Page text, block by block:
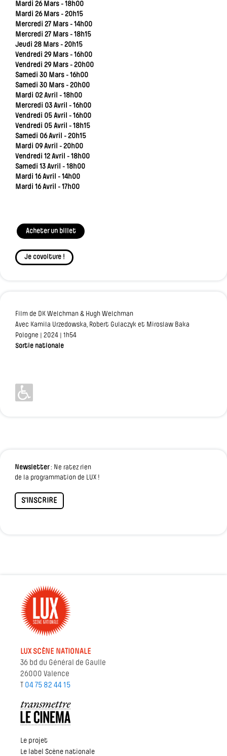
Mardi 26 Mars - 18h00
Mardi 26 Mars - 20h15
Mercredi 27 Mars - 14h00
Mercredi 27 Mars - 18h15
Jeudi 28 Mars - 20h15
Vendredi 29 Mars - 16h00
Vendredi 29 Mars - 20h00
Samedi 30 Mars - 16h00
Samedi 30 Mars - 20h00
Mardi 02 Avril - 18h00
Mercredi 03 Avril - 16h00
Vendredi 05 Avril - 16h00
Vendredi 05 Avril - 18h15
Samedi 06 Avril - 20h15
Mardi 09 Avril - 20h00
Vendredi 12 Avril - 18h00
Samedi 13 Avril - 18h00
Mardi 16 Avril - 14h00
Mardi 16 Avril - 17h00
Acheter un billet
Je covoiture !
Film de DK Welchman & Hugh Welchman
Avec Kamila Urzedowska, Robert Gulaczyk et Miroslaw Baka
Pologne | 2024 | 1h54
Sortie nationale
Newsletter: Ne ratez rien
de la programmation de LUX !
S'INSCRIRE
LUX SCÈNE NATIONALE
36 bd du Général de Gaulle
26000 Valence
T 04 75 82 44 15
Le projet
Le label Scène nationale